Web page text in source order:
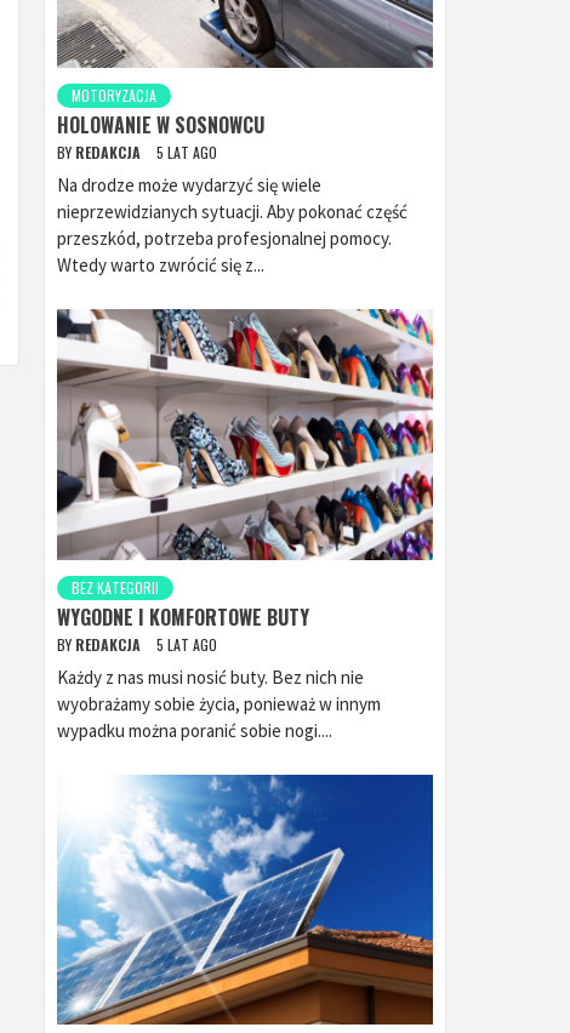
MOTORYZACJA
HOLOWANIE W SOSNOWCU
BY REDAKCJA 5 LAT AGO
Na drodze może wydarzyć się wiele
nieprzewidzianych sytuacji. Aby pokonać część
przeszkód, potrzeba profesjonalnej pomocy.
Wtedy warto zwrócić się z...
BEZ KATEGORII
WYGODNE I KOMFORTOWE BUTY
BY REDAKCJA 5 LAT AGO
Każdy z nas musi nosić buty. Bez nich nie
wyobrażamy sobie życia, ponieważ w innym
wypadku można poranić sobie nogi....